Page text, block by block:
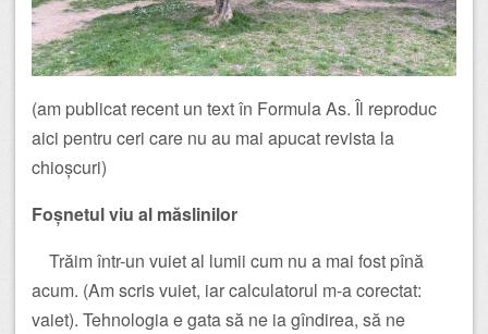
(am publicat recent un text în Formula As. Îl reproduc
aici pentru ceri care nu au mai apucat revista la
chioșcuri)
Foșnetul viu al măslinilor
Trăim într-un vuiet al lumii cum nu a mai fost pînă
acum. (Am scris vuiet, iar calculatorul m-a corectat:
vaiet). Tehnologia e gata să ne ia gîndirea, să ne